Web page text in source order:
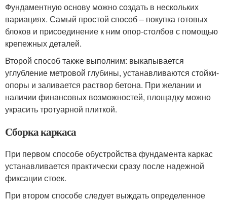
Фундаментную основу можно создать в нескольких
вариациях. Самый простой способ – покупка готовых
блоков и присоединение к ним опор-столбов с помощью
крепежных деталей.
Второй способ также выполним: выкапывается
углубление метровой глубины, устанавливаются стойки-
опоры и заливается раствор бетона. При желании и
наличии финансовых возможностей, площадку можно
украсить тротуарной плиткой.
Сборка каркаса
При первом способе обустройства фундамента каркас
устанавливается практически сразу после надежной
фиксации стоек.
При втором способе следует выждать определенное